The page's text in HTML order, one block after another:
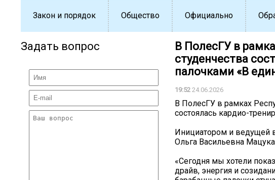
Закон и порядок Общество Официально
Задать вопрос
В ПолесГУ в
студенчества
палочками «В
19:52 24.06.2026
В ПолесГУ в рамках
состоялась кардио-
️Инициатором и ведущей
Ольга Васильевна
«Сегодня мы хотели
драйв, энергия и